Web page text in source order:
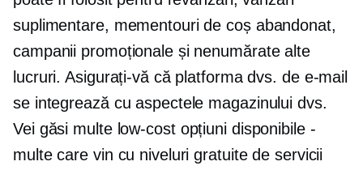
suplimentare, mementouri de coș abandonat,
campanii promoționale și nenumărate alte
lucruri. Asigurați-vă că platforma dvs. de e-mail
se integrează cu aspectele magazinului dvs.
Vei găsi multe low-costopțiuni disponibile -
multe care vin cu niveluri gratuite de servicii